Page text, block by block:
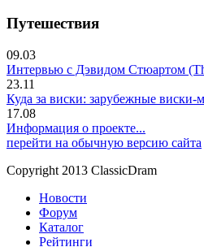
Путешествия
09.03
Интервью с Дэвидом Стюартом
23.11
Куда за виски: зарубежные виски-
17.08
Информация о проекте...
перейти на обычную версию сайта
Copyright 2013 ClassicDram
Новости
Форум
Каталог
Рейтинги